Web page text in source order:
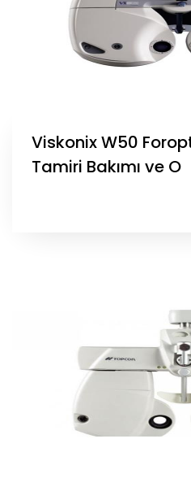
Viskonix W50
Tamiri Bakımı ve O